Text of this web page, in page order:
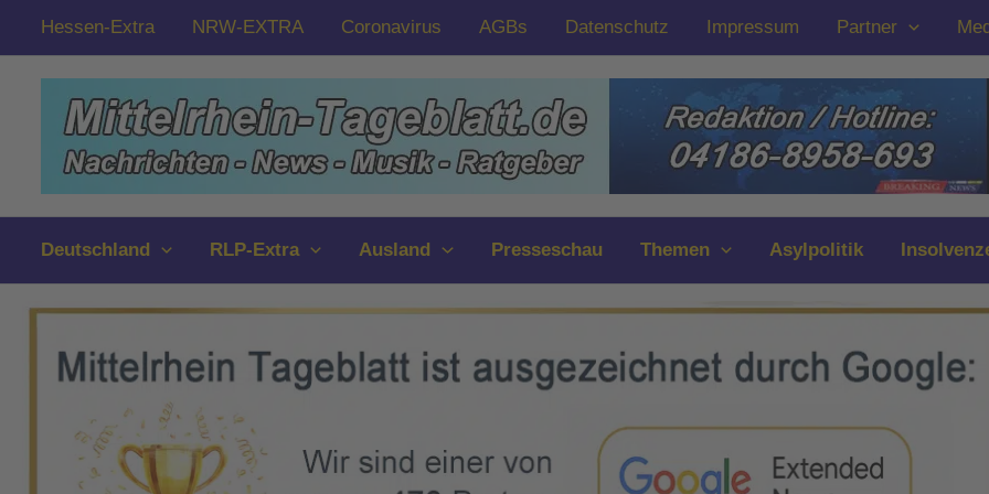
Zum
springen
Hessen-Extra NRW-EXTRA Coronavirus AGBs Datenschutz Impressum Partner
Deutschland RLP-Extra Ausland Presseschau Themen Asylpolitik